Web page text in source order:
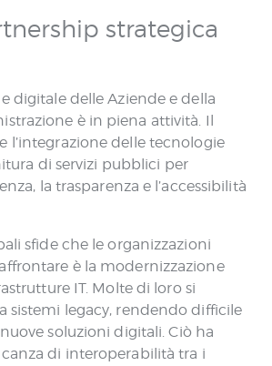
strategica
digitale delle Aziende e della
è in piena attività. Il
l’integrazione delle tecnologie
di servizi pubblici per
la trasparenza e l’accessibilità
sfide che le organizzazioni
è la modernizzazione
IT. Molte di loro si
sistemi legacy, rendendo difficile
soluzioni digitali. Ciò ha
di interoperabilità tra i